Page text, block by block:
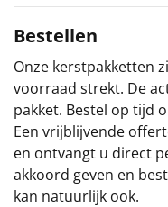
Particulier
Kerstgeschenken
Relatiegeschenken
Cadeaubon
Per stuk
Bestellen
Onze kerstpakketten
voorraad strekt. De
pakket. Bestel op tijd
Een vrijblijvende
en ontvangt u direct
akkoord geven en
kan natuurlijk ook.